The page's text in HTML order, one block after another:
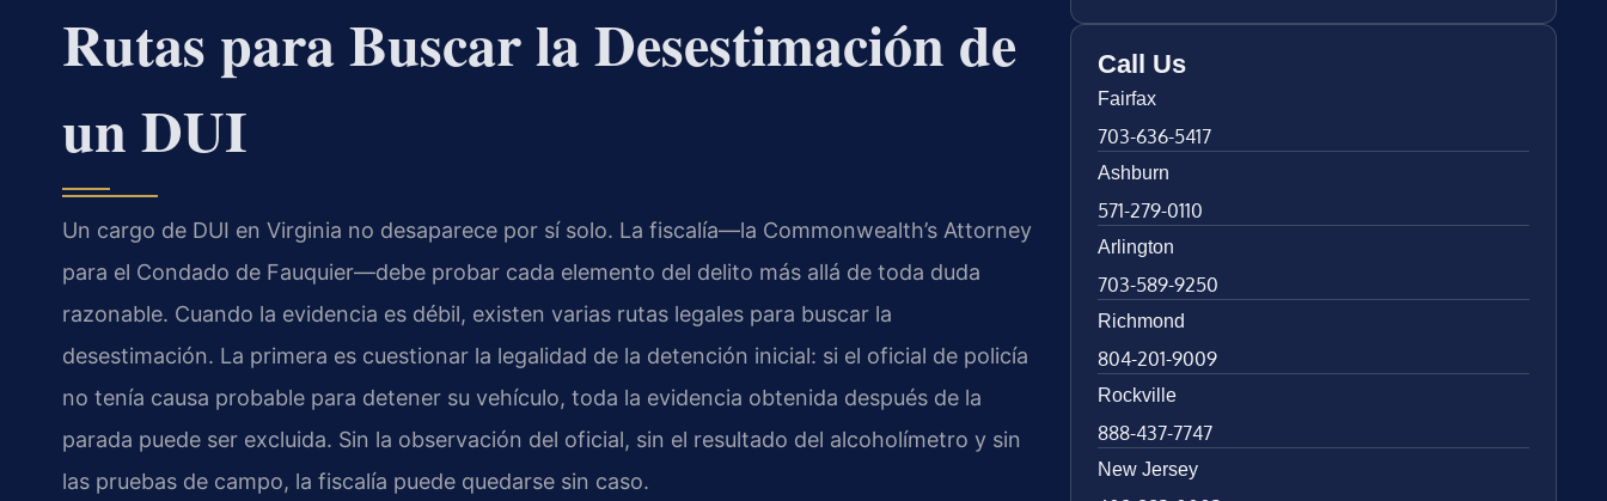
Rutas para Buscar la Desestimación de
un DUI
Un cargo de DUI en Virginia no desaparece por sí solo. La fiscalía—la Commonwealth’s Attorney
para el Condado de Fauquier—debe probar cada elemento del delito más allá de toda duda
razonable. Cuando la evidencia es débil, existen varias rutas legales para buscar la
desestimación. La primera es cuestionar la legalidad de la detención inicial: si el oficial de policía
no tenía causa probable para detener su vehículo, toda la evidencia obtenida después de la
parada puede ser excluida. Sin la observación del oficial, sin el resultado del alcoholímetro y sin
las pruebas de campo, la fiscalía puede quedarse sin caso.
Call Us
Fairfax
703-636-5417
Ashburn
571-279-0110
Arlington
703-589-9250
Richmond
804-201-9009
Rockville
888-437-7747
New Jersey